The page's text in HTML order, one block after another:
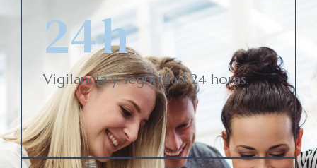
24h
Vigilancia y seguridad 24 horas.